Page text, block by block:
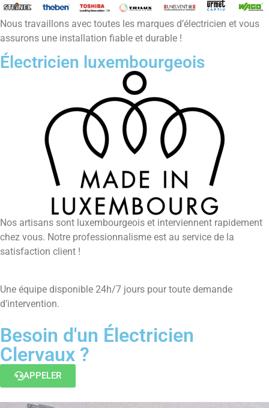
Nous travaillons avec toutes les marques d’électricien et vous
assurons une installation fiable et durable !
Électricien luxembourgeois
Nos artisans sont luxembourgeois et interviennent rapidement
chez vous. Notre professionnalisme est au service de la
satisfaction client !
Une équipe disponible 24h/7 jours pour toute demande
d’intervention.
Besoin d'un Électricien
Clervaux ?
APPELER